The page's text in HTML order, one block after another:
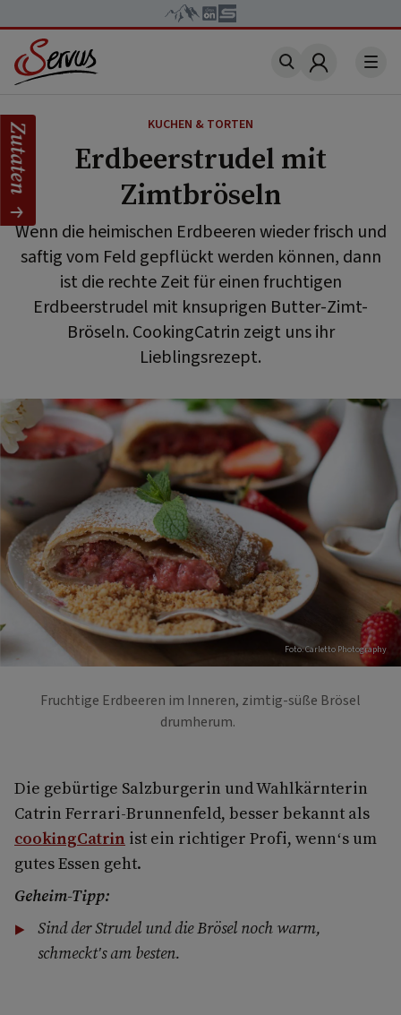
Account
KUCHEN & TORTEN
Erdbeerstrudel mit
Zimtbröseln
Wenn die heimischen Erdbeeren wieder frisch und
saftig vom Feld gepflückt werden können, dann
ist die rechte Zeit für einen fruchtigen
Erdbeerstrudel mit knsuprigen Butter-Zimt-
Bröseln. CookingCatrin zeigt uns ihr
Lieblingsrezept.
Foto: Carletto Photography
Fruchtige Erdbeeren im Inneren, zimtig-süße Brösel
drumherum.
Die gebürtige Salzburgerin und Wahlkärnterin
Catrin Ferrari-Brunnenfeld, besser bekannt als
cookingCatrin ist ein richtiger Profi, wenn‘s um
gutes Essen geht.
Geheim-Tipp:
Sind der Strudel und die Brösel noch warm,
schmeckt's am besten.
Zutaten